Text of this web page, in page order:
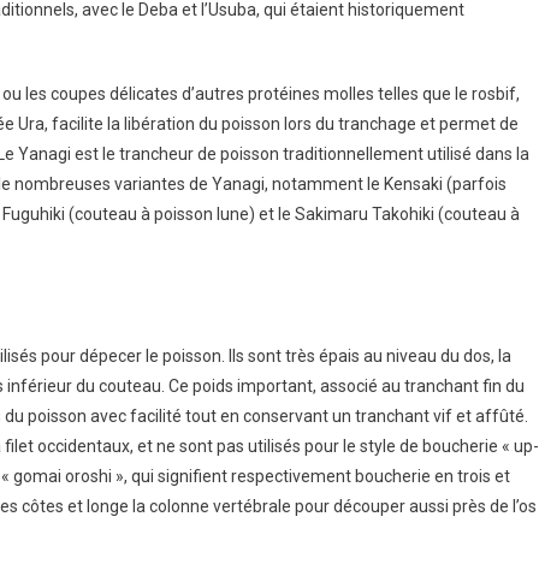
avec le Deba et l’Usuba, qui étaient historiquement
les coupes délicates d’autres protéines molles telles que le rosbif,
Ura, facilite la libération du poisson lors du tranchage et permet de
Yanagi est le trancheur de poisson traditionnellement utilisé dans la
nombreuses variantes de Yanagi, notamment le Kensaki (parfois
(couteau à poisson lune) et le Sakimaru Takohiki (couteau à
pour dépecer le poisson. Ils sont très épais au niveau du dos, la
du couteau. Ce poids important, associé au tranchant fin du
poisson avec facilité tout en conservant un tranchant vif et affûté.
occidentaux, et ne sont pas utilisés pour le style de boucherie « up-
gomai oroshi », qui signifient respectivement boucherie en trois et
côtes et longe la colonne vertébrale pour découper aussi près de l’os